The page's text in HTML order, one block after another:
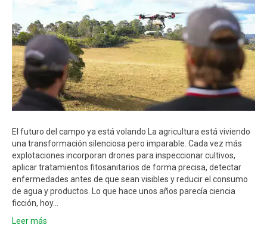
El futuro del campo ya está volando La agricultura está viviendo
una transformación silenciosa pero imparable. Cada vez más
explotaciones incorporan drones para inspeccionar cultivos,
aplicar tratamientos fitosanitarios de forma precisa, detectar
enfermedades antes de que sean visibles y reducir el consumo
de agua y productos. Lo que hace unos años parecía ciencia
ficción, hoy…
Leer más